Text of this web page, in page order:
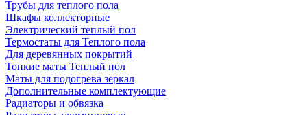
Трубы для теплого пола
Шкафы коллекторные
Электрический теплый пол
Термостаты для Теплого пола
Для деревянных покрытий
Тонкие маты Теплый пол
Маты для подогрева зеркал
Дополнительные комплектующие
Радиаторы и обвязка